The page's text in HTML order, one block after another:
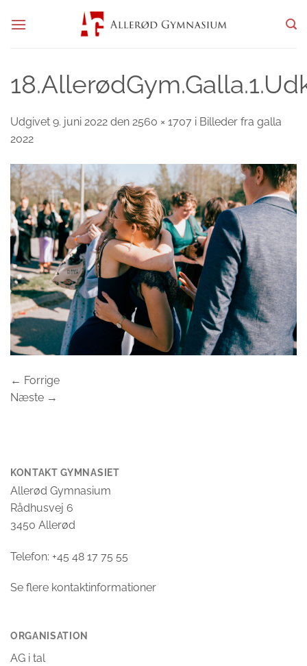
Udgivet 9. juni 2022 den 2560 × 1707 i Billeder fra galla
2022
← Forrige
Næste →
KONTAKT GYMNASIET
Allerød Gymnasium
Rådhusvej 6
3450 Allerød
Telefon: +45 48 17 75 55
Se flere kontaktinformationer
ORGANISATION
AG i tal